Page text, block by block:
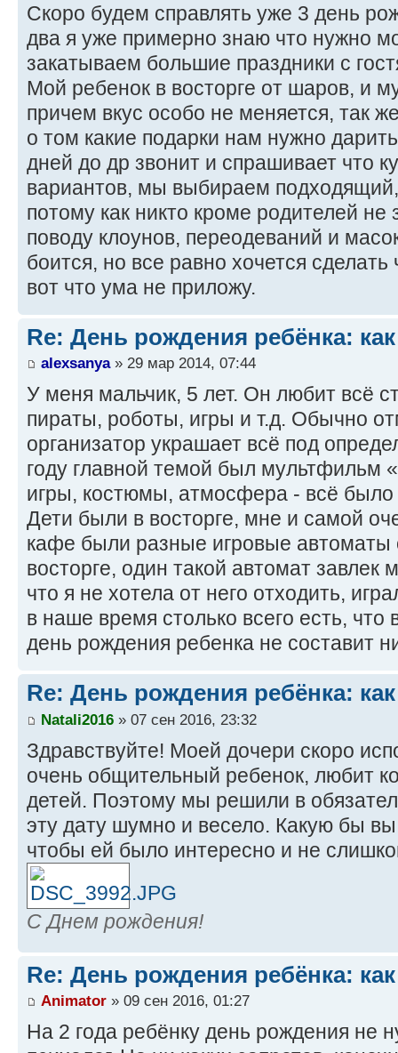
Скоро будем справлять уже 3 день
два я уже примерно знаю что нужно
закатываем большие праздники с
Мой ребенок в восторге от шаров, и
причем вкус особо не меняется, так
о том какие подарки нам нужно
дней до др звонит и спрашивает что
вариантов, мы выбираем
потому как никто кроме родителей
поводу клоунов, переодеваний и
боится, но все равно хочется
вот что ума не приложу.
Re: День рождения ребёнка:
alexsanya» 29 мар 2014, 07:44
У меня мальчик, 5 лет. Он любит всё
пираты, роботы, игры и т.д. Обычно
организатор украшает всё под
году главной темой был мультфильм
игры, костюмы, атмосфера - всё
Дети были в восторге, мне и самой
кафе были разные игровые автоматы
восторге, один такой автомат
что я не хотела от него отходить,
в наше время столько всего есть, что
день рождения ребенка не составит
Re: День рождения ребёнка:
Natali2016 » 07 сен 2016, 23:32
Здравствуйте! Моей дочери скоро
очень общительный ребенок, любит
детей. Поэтому мы решили в
эту дату шумно и весело. Какую бы
чтобы ей было интересно и не
С Днем рождения!
Re: День рождения ребёнка:
Animator » 09 сен 2016, 01:27
На 2 года ребёнку день рождения не